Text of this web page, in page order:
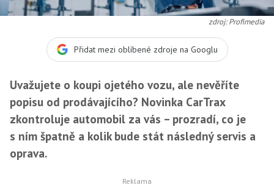
zdroj: Profimedia
Přidat mezi oblíbené zdroje na Googlu
Uvažujete o koupi ojetého vozu, ale nevěříte
popisu od prodávajícího? Novinka CarTrax
zkontroluje automobil za vás – prozradí, co je
s ním špatně a kolik bude stát následný servis a
oprava.